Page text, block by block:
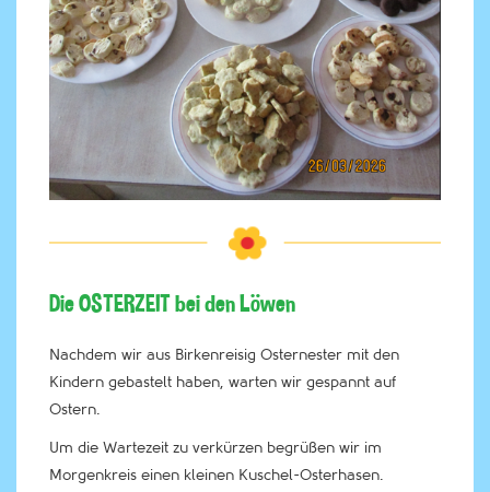
Die OSTERZEIT bei den Löwen
Nachdem wir aus Birkenreisig Osternester mit den
Kindern gebastelt haben, warten wir gespannt auf
Ostern.
Um die Wartezeit zu verkürzen begrüßen wir im
Morgenkreis einen kleinen Kuschel-Osterhasen.